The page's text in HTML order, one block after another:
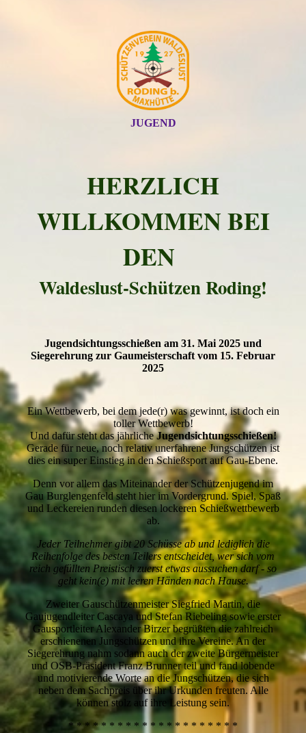
JUGEND
HERZLICH
WILLKOMMEN BEI
DEN
Waldeslust-Schützen Roding!
Jugendsichtungsschießen am 31. Mai 2025 und
Siegerehrung zur Gaumeisterschaft vom 15. Februar
2025
Ein Wettbewerb, bei dem jede(r) was gewinnt, ist doch ein
toller Wettbewerb!
Und dafür steht das jährlicheJugendsichtungsschießen!
Gerade für neue, noch relativ unerfahrene Jungschützen ist
dies ein super Einstieg in den Schießsport auf Gau-Ebene.
Denn vor allem das Miteinander der Schützenjugend im
Gau Burglengenfeld steht hier im Vordergrund. Spiel, Spaß
und Leckereien runden diesen lockeren Schießwettbewerb
ab.
Jeder Teilnehmer gibt 20 Schüsse ab und lediglich die
Reihenfolge des besten Teilers entscheidet, wer sich vom
reich gefüllten Preistisch zuerst etwas aussuchen darf - so
geht kein(e) mit leeren Händen nach Hause.
Zweiter Gauschützenmeister Siegfried Martin, die
Gaujugendleiter Cascaya und Stefan Riebeling sowie erster
Gausportleiter Alexander Birzer begrüßten die zahlreich
erschienenen Jungschützen und ihre Vereine. An der
Siegerehrung nahm sodann auch der zweite Bürgermeister
und OSB-Präsident Franz Brunner teil und fand lobende
und motivierende Worte an die Jungschützen, die sich
neben dem Sachpreis über ihr Urkunden freuten. Alle
können stolz auf ihre Leistung sein.
* * * * * * * * * * * * * * * * * * * * *